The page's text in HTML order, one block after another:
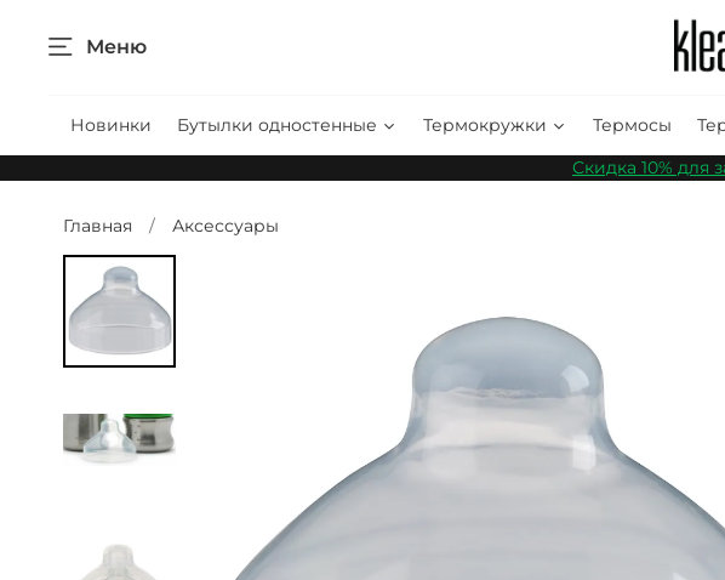
Меню
Новинки Бутылки одностенные Термокружки Термосы
Скидка 10% для
Главная Аксессуары